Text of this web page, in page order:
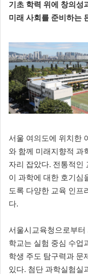
기초 학력 위에 창의성
미래 사회를 준비하는
서울 여의도에 위치한
와 함께 미래지향적 과
자리 잡았다. 전통적인
이 과학에 대한 호기심
도록 다양한 교육 인프
다.
서울시교육청으로부
학교는 실험 중심 수업
학생 주도 탐구력과 문
있다. 첨단 과학실험실